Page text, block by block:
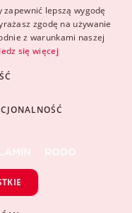
RODO
lepszą wygodę
zgodę na używanie
z warunkami naszej
się więcej